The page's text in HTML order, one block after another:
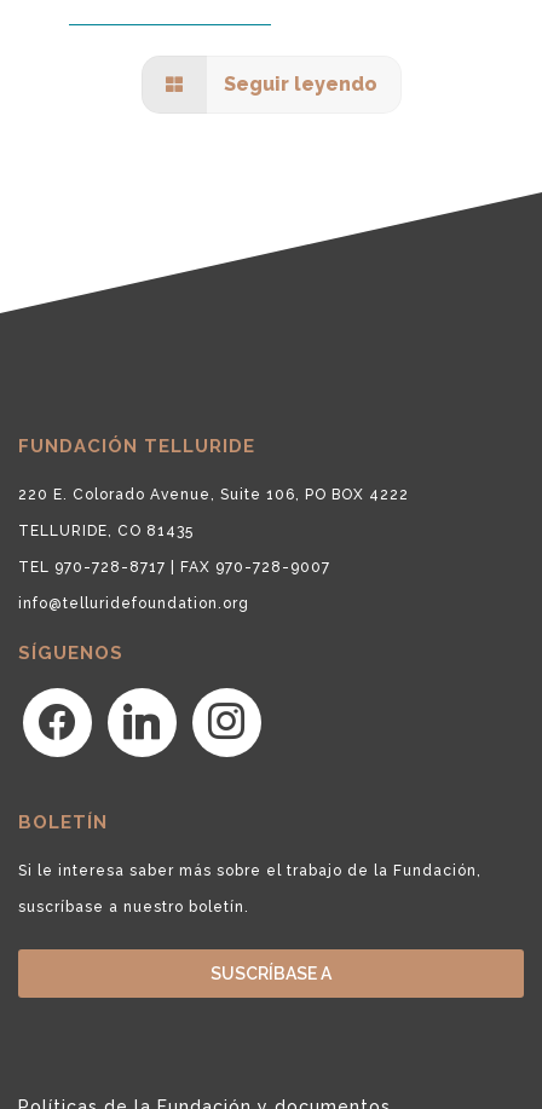
Seguir leyendo
FUNDACIÓN TELLURIDE
220 E. Colorado Avenue, Suite 106, PO BOX 4222
TELLURIDE, CO 81435
TEL 970-728-8717 | FAX 970-728-9007
info@telluridefoundation.org
SÍGUENOS
facebook linkedin instagram
BOLETÍN
Si le interesa saber más sobre el trabajo de la Fundación,
suscríbase a nuestro boletín.
SUSCRÍBASE A